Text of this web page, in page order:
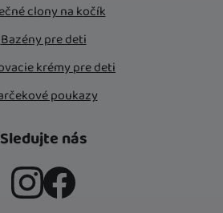
clony na kočík
Bazény pre deti
krémy pre deti
poukazy
Sledujte nás